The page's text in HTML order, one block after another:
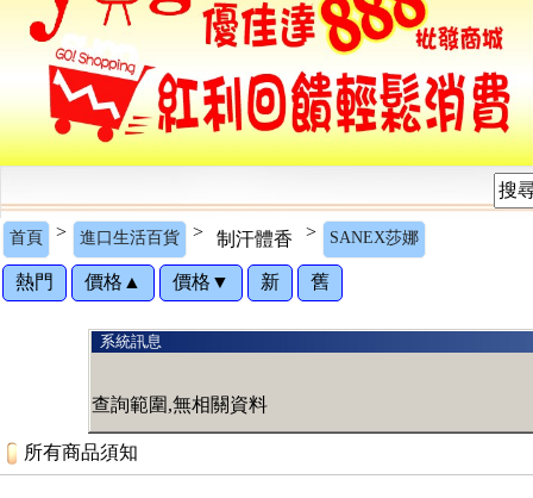
首頁 > 進口生活百貨 > 制汗體香 > SANEX莎娜
熱門 價格▲ 價格▼ 新 舊
系統訊息
查詢範圍,無相關資料
所有商品須知